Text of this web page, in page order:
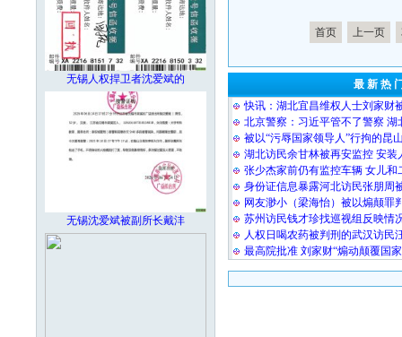
无锡人权捍卫者沈爱斌的
无锡沈爱斌被副所长戴沣
首页 上一页
最 新 热
快讯：湖北宜昌维权人士刘家财
北京警察：习近平管不了警察 湖
被以“污辱国家领导人”行拘的昆
湖北访民余甘林被再安监控 安装
张少杰家前仍有监控车辆 女儿和
身份证信息暴露河北访民张朋周
网友渺小（梁海怡）被以煽颠罪
苏州访民钱才珍找巡视组反映情
人权日喝农药被判刑的武汉访民
最高院批准 刘家财“煽动颠覆国